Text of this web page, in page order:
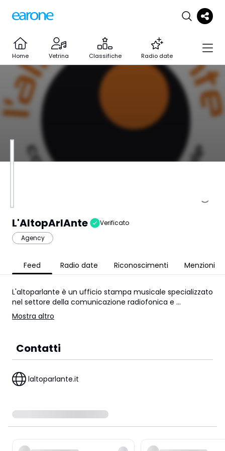
Home Vetrina Classifiche Radio date
L'AltopArlAnte
Verificato
Agency
Feed Radio date Riconoscimenti Menzioni
L'altoparlante è un ufficio stampa musicale specializzato
nel settore della comunicazione radiofonica e ...
Mostra altro
Contatti
laltoparlante.it